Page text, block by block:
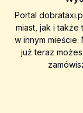
Portal
miast, jak i
w innym mieście.
już teraz